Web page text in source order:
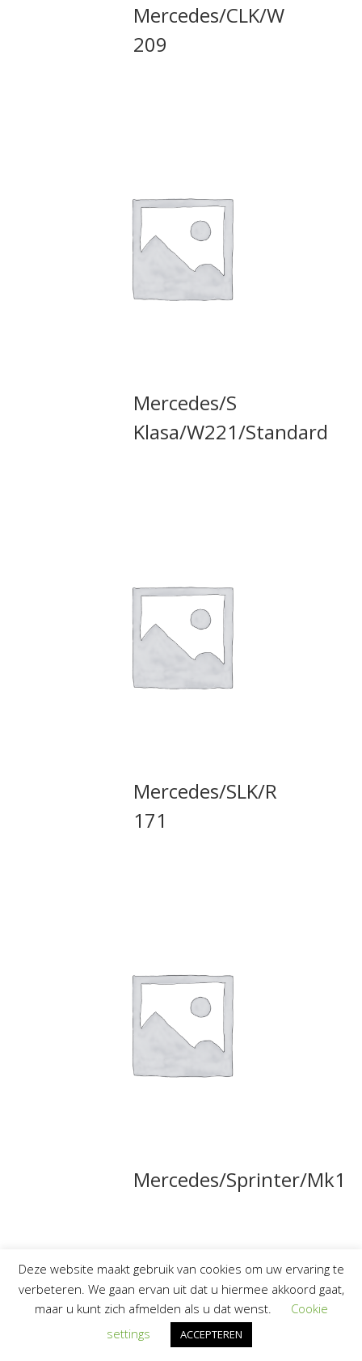
Mercedes/CLK/W
209
Mercedes/S
Klasa/W221/Standard
Mercedes/SLK/R
171
Mercedes/Sprinter/Mk1
Deze website maakt gebruik van cookies om uw ervaring te
verbeteren. We gaan ervan uit dat u hiermee akkoord gaat,
maar u kunt zich afmelden als u dat wenst.
Cookie
settings
ACCEPTEREN